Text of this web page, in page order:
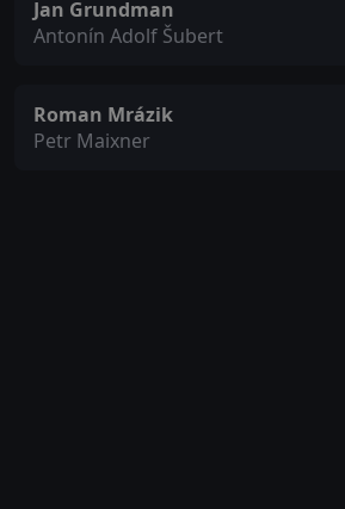
Jan Grundman
Antonín Adolf Šubert
Roman Mrázik
Petr Maixner